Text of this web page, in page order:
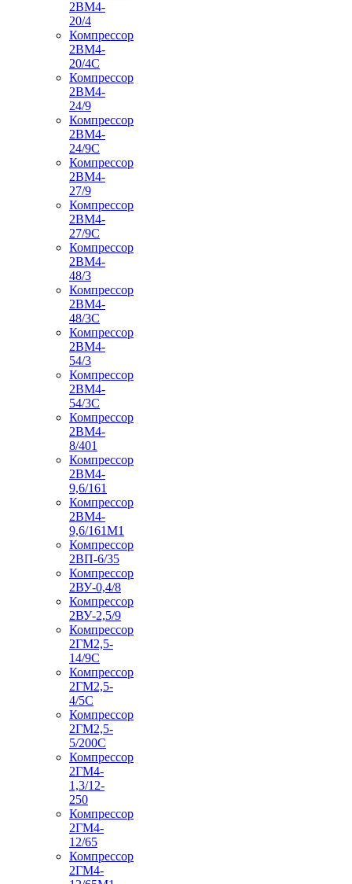
2ВМ4-
20/4
Компрессор
2ВМ4-
20/4С
Компрессор
2ВМ4-
24/9
Компрессор
2ВМ4-
24/9С
Компрессор
2ВМ4-
27/9
Компрессор
2ВМ4-
27/9С
Компрессор
2ВМ4-
48/3
Компрессор
2ВМ4-
48/3С
Компрессор
2ВМ4-
54/3
Компрессор
2ВМ4-
54/3С
Компрессор
2ВМ4-
8/401
Компрессор
2ВМ4-
9,6/161
Компрессор
2ВМ4-
9,6/161М1
Компрессор
2ВП-6/35
Компрессор
2ВУ-0,4/8
Компрессор
2ВУ-2,5/9
Компрессор
2ГМ2,5-
14/9С
Компрессор
2ГМ2,5-
4/5С
Компрессор
2ГМ2,5-
5/200С
Компрессор
2ГМ4-
1,3/12-
250
Компрессор
2ГМ4-
12/65
Компрессор
2ГМ4-